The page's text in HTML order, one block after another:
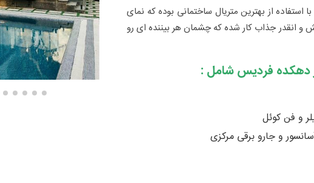
با استفاده از بهترین متریال ساختمانی بوده که نمای
و انقدر جذاب کار شده که چشمان هر بیننده ای رو
دهکده فردیس شامل :
و فن کوئل
و جارو برقی مرکزی